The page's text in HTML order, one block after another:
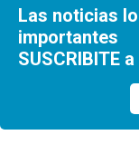
Las noticias
importantes
SUSCRIBITE